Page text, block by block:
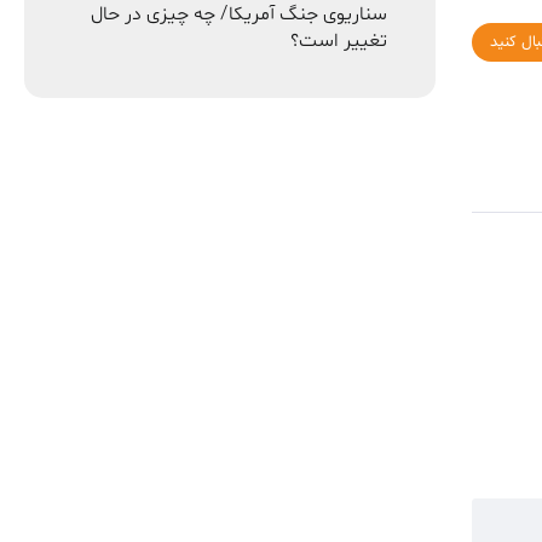
کنید
سناریوی جنگ آمریکا/ چه چیزی در حال
تغییر است؟